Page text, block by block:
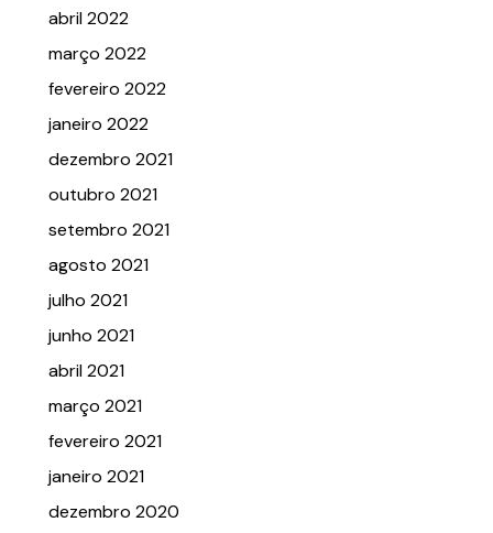
abril 2022
março 2022
fevereiro 2022
janeiro 2022
dezembro 2021
outubro 2021
setembro 2021
agosto 2021
julho 2021
junho 2021
abril 2021
março 2021
fevereiro 2021
janeiro 2021
dezembro 2020